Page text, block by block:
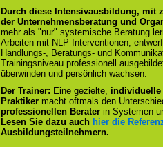
Durch diese Intensivausbildung, mit
der Unternehmensberatung und
mehr als "nur" systemische Beratung
Arbeiten mit NLP Interventionen,
Handlungs-, Beratungs- und
Trainingsniveau professionell
überwinden und persönlich wachsen.
Der Trainer: Eine gezielte, individuelle
Praktiker macht oftmals den
professionellen Berater in Systemen
Lesen Sie dazu auch hier die
Ausbildungsteilnehmern.